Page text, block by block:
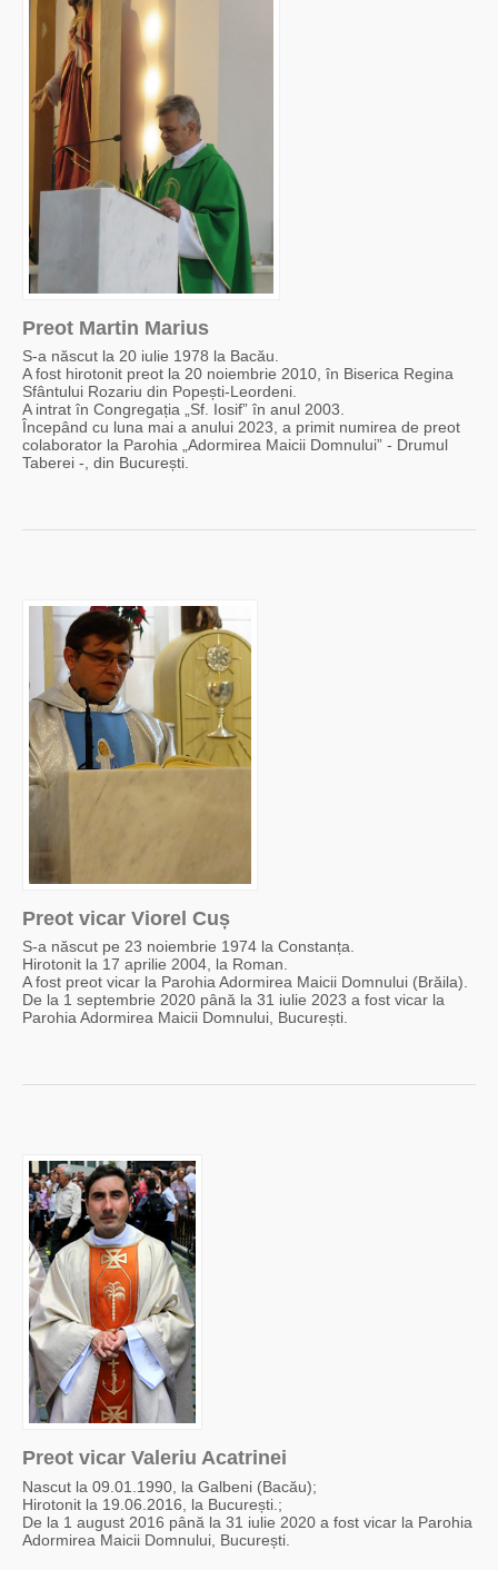
Preot Martin Marius
S-a născut la 20 iulie 1978 la Bacău.
A fost hirotonit preot la 20 noiembrie 2010, în Biserica Regina
Sfântului Rozariu din Popești-Leordeni.
A intrat în Congregația „Sf. Iosif” în anul 2003.
Începând cu luna mai a anului 2023, a primit numirea de preot
colaborator la Parohia „Adormirea Maicii Domnului” - Drumul
Taberei -, din București.
Preot vicar Viorel Cuș
S-a născut pe 23 noiembrie 1974 la Constanța.
Hirotonit la 17 aprilie 2004, la Roman.
A fost preot vicar la Parohia Adormirea Maicii Domnului (Brăila).
De la 1 septembrie 2020 până la 31 iulie 2023 a fost vicar la
Parohia Adormirea Maicii Domnului, București.
Preot vicar Valeriu Acatrinei
Nascut la 09.01.1990, la Galbeni (Bacău);
Hirotonit la 19.06.2016, la București.;
De la 1 august 2016 până la 31 iulie 2020 a fost vicar la Parohia
Adormirea Maicii Domnului, București.